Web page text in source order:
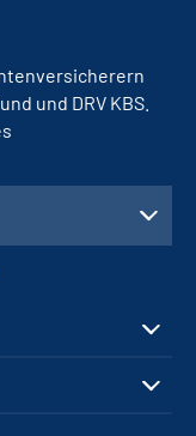
und DRV KBS.